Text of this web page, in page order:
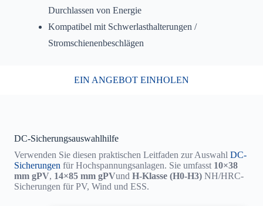
Durchlassen von Energie
Kompatibel mit Schwerlasthalterungen /
Stromschienenbeschlägen
EIN ANGEBOT EINHOLEN
DC-Sicherungsauswahlhilfe
Verwenden Sie diesen praktischen Leitfaden zur Auswahl DC-
Sicherungen für Hochspannungsanlagen. Sie umfasst 10×38
mm gPV, 14×85 mm gPVund H-Klasse (H0-H3) NH/HRC-
Sicherungen für PV, Wind und ESS.